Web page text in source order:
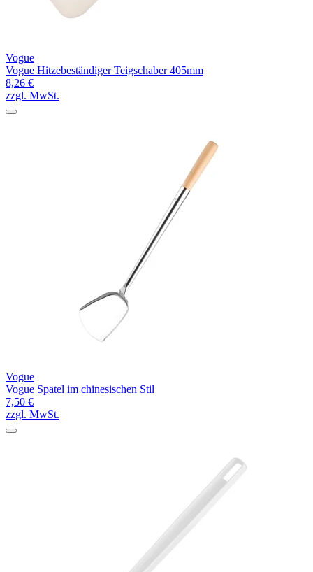
Vogue
Vogue Hitzebeständiger Teigschaber 405mm
8,26 €
zzgl. MwSt.
Vogue
Vogue Spatel im chinesischen Stil
7,50 €
zzgl. MwSt.